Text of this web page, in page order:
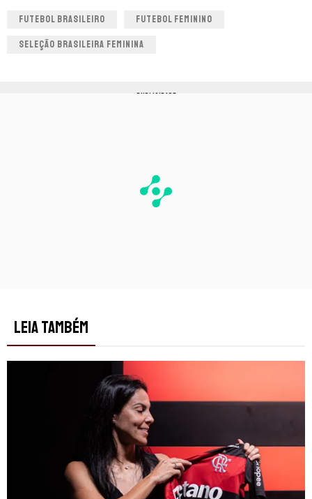
FUTEBOL BRASILEIRO FUTEBOL FEMININO
SELEÇÃO BRASILEIRA FEMININA
PUBLICIDADE
LEIA TAMBÉM